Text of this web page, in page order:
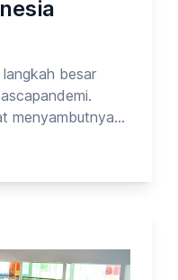
besar
menyambutnya
aturan,
kali ini,
PPKM_vol.1.